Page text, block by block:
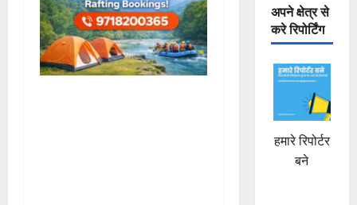
अपने क्षेत्र से
करे रिपोर्टिंग
हमारे रिपोर्टर
बने